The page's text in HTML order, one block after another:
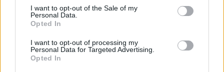
consent section.
I want to opt-out of the Sale of my
Personal Data.
Opted In
I want to opt-out of processing my
Personal Data for Targeted Advertising.
Opted In